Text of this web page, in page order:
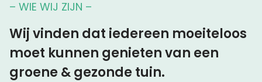
– WIE WIJ ZIJN –
Wij vinden dat iedereen moeiteloos
moet kunnen genieten van een
groene & gezonde tuin.